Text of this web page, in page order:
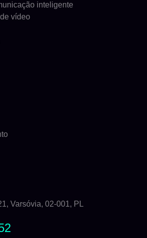
inteligente
vídeo
Varsóvia, 02-001, PL